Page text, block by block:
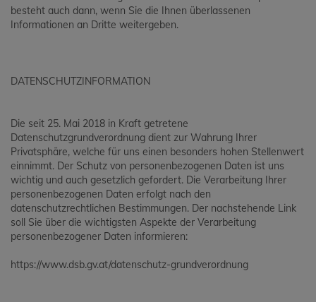
besteht auch dann, wenn Sie die Ihnen überlassenen
Informationen an Dritte weitergeben.
DATENSCHUTZINFORMATION
Die seit 25. Mai 2018 in Kraft getretene
Datenschutzgrundverordnung dient zur Wahrung Ihrer
Privatsphäre, welche für uns einen besonders hohen Stellenwert
einnimmt. Der Schutz von personenbezogenen Daten ist uns
wichtig und auch gesetzlich gefordert. Die Verarbeitung Ihrer
personenbezogenen Daten erfolgt nach den
datenschutzrechtlichen Bestimmungen. Der nachstehende Link
soll Sie über die wichtigsten Aspekte der Verarbeitung
personenbezogener Daten informieren:
https://www.dsb.gv.at/datenschutz-grundverordnung